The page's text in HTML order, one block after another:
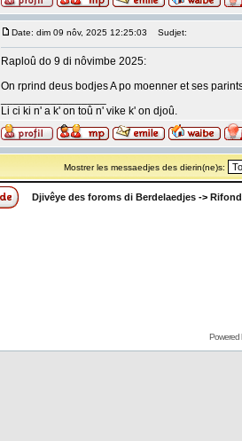
Date: dim 09 nôv, 2025 12:25:03 Sudjet:
Raploû do 9 di nôvimbe 2025:
On rprind deus bodjes A po moenner et ses
Li ci ki n' a k' on toû n' vike k' on djoû.
Mostrer les messaedjes des dierin(ne)s:
Djivêye des foroms di Berdelaedjes ->
Powered